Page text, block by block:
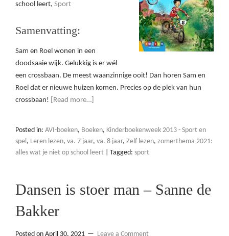
school leert, Sport
Samenvatting:
Sam en Roel wonen in een
doodsaaie wijk. Gelukkig is er wél
een crossbaan. De meest waanzinnige ooit! Dan horen Sam en
Roel dat er nieuwe huizen komen. Precies op de plek van hun
crossbaan!
[Read more…]
Posted in: AVI-boeken, Boeken, Kinderboekenweek 2013 - Sport en
spel, Leren lezen, va. 7 jaar, va. 8 jaar, Zelf lezen, zomerthema 2021:
alles wat je niet op school leert
Tagged: sport
Dansen is stoer man – Sanne de
Bakker
Posted on April 30, 2021 Leave a Comment